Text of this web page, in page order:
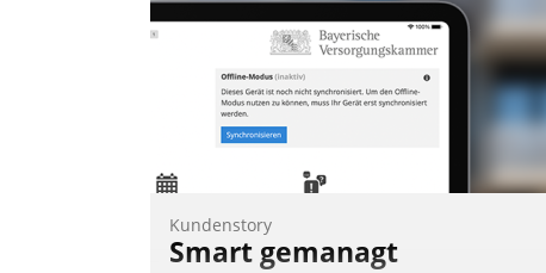
Kundenstory
Smart gemanagt